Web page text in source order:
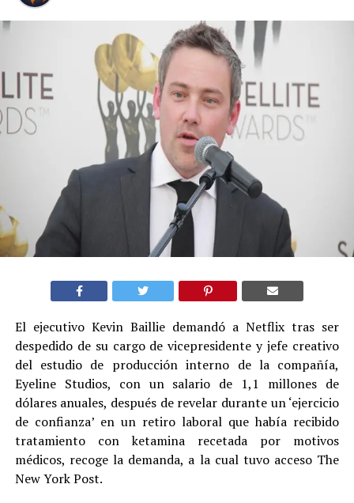
El ejecutivo Kevin Baillie demandó a Netflix tras ser
despedido de su cargo de vicepresidente y jefe creativo
del estudio de producción interno de la compañía,
Eyeline Studios, con un salario de 1,1 millones de
dólares anuales, después de revelar durante un ‘ejercicio
de confianza’ en un retiro laboral que había recibido
tratamiento con ketamina recetada por motivos
médicos, recoge la demanda, a la cual tuvo acceso The
New York Post.